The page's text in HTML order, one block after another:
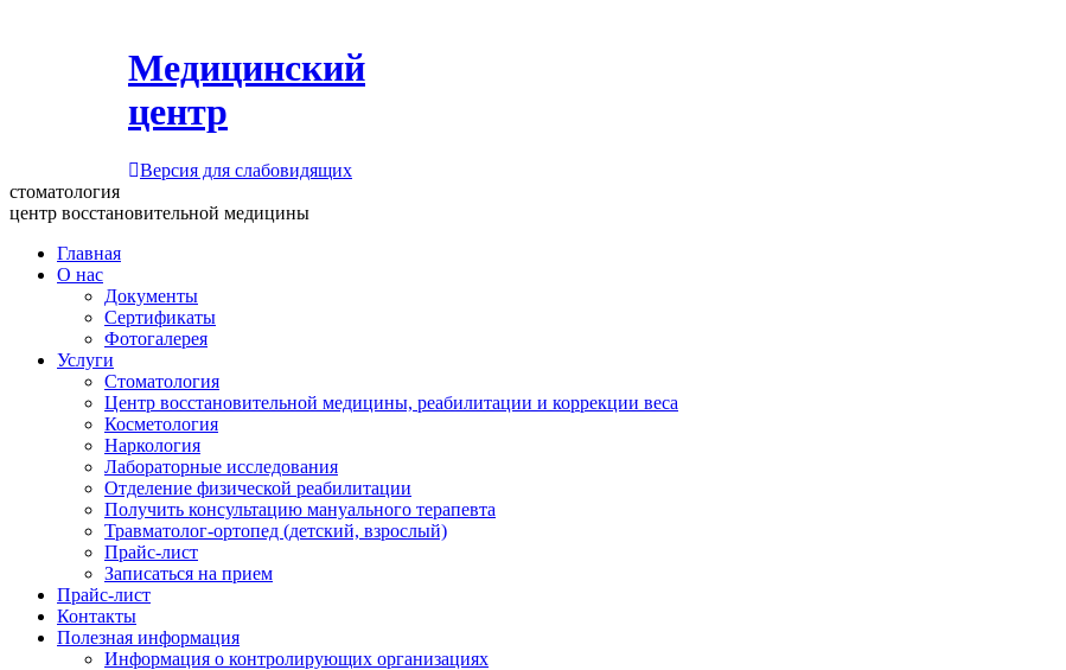
Медицинский
центр
Версия для слабовидящих
стоматология
центр восстановительной медицины
Главная
О нас
Документы
Сертификаты
Фотогалерея
Услуги
Стоматология
Центр восстановительной медицины, реабилитации и коррекции веса
Косметология
Наркология
Лабораторные исследования
Отделение физической реабилитации
Получить консультацию мануального терапевта
Травматолог-ортопед (детский, взрослый)
Прайс-лист
Записаться на прием
Прайс-лист
Контакты
Полезная информация
Информация о контролирующих организациях